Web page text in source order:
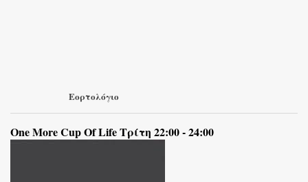
Εορτολόγιο
One More Cup Of Life Τρίτη 22:00 - 24:00